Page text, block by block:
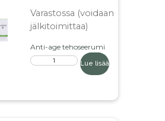
Varastossa (voidaan
jälkitoimittaa)
Anti-age tehoseerumi
Lue lisää